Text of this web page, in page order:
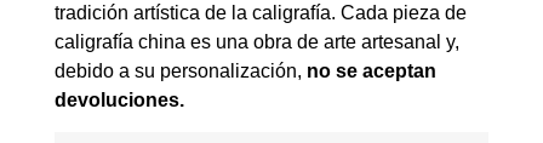
tradición artística de la caligrafía. Cada pieza de
caligrafía china es una obra de arte artesanal y,
debido a su personalización, no se aceptan
devoluciones.